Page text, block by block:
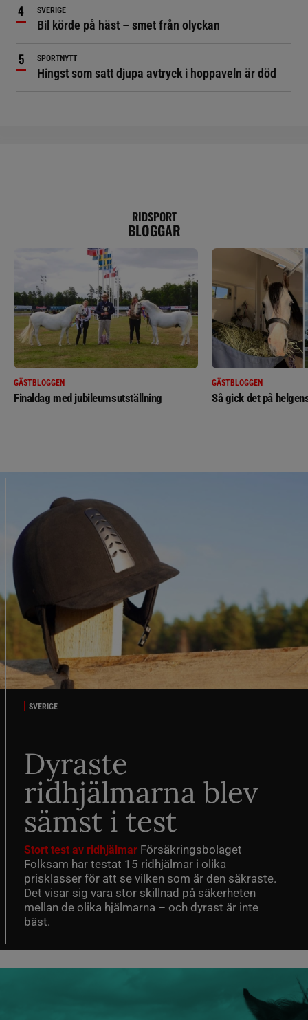
SVERIGE
Bil körde på häst – smet från olyckan
SPORTNYTT
Hingst som satt djupa avtryck i hoppaveln är död
RIDSPORT
BLOGGAR
GÄSTBLOGGEN
Finaldag med jubileumsutställning
GÄSTBLOGGEN
Så gick det på
SVERIGE
Dyraste
ridhjälmarna blev
sämst i test
Stort test av ridhjälmar Försäkringsbolaget
Folksam har testat 15 ridhjälmar i olika
prisklasser för att se vilken som är den säkraste.
Det visar sig vara stor skillnad på säkerheten
mellan de olika hjälmarna – och dyrast är inte
bäst.